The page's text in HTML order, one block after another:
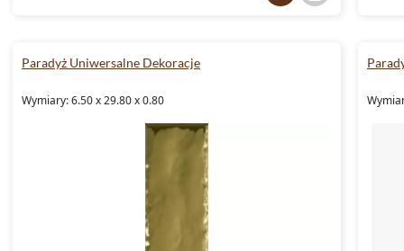
Paradyż Uniwersalne Dekoracje
Wymiary: 6.50 x 29.80 x 0.80